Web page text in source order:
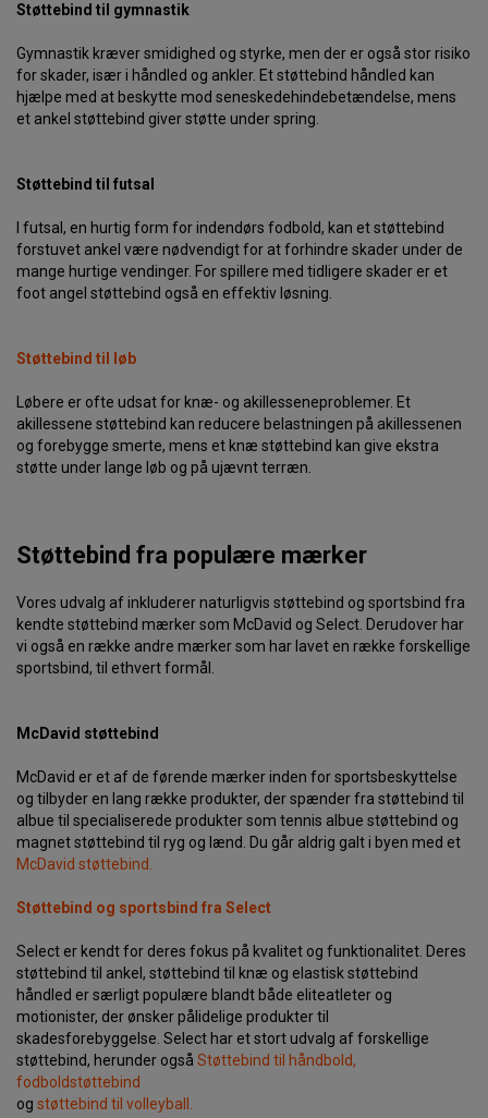
Støttebind til gymnastik
Gymnastik kræver smidighed og styrke, men der er også stor risiko
for skader, især i håndled og ankler. Et støttebind håndled kan
hjælpe med at beskytte mod seneskedehindebetændelse, mens
et ankel støttebind giver støtte under spring.
Støttebind til futsal
I futsal, en hurtig form for indendørs fodbold, kan et støttebind
forstuvet ankel være nødvendigt for at forhindre skader under de
mange hurtige vendinger. For spillere med tidligere skader er et
foot angel støttebind også en effektiv løsning.
Støttebind til løb
Løbere er ofte udsat for knæ- og akillesseneproblemer. Et
akillessene støttebind kan reducere belastningen på akillessenen
og forebygge smerte, mens et knæ støttebind kan give ekstra
støtte under lange løb og på ujævnt terræn.
Støttebind fra populære mærker
Vores udvalg af inkluderer naturligvis støttebind og sportsbind fra
kendte støttebind mærker som McDavid og Select. Derudover har
vi også en række andre mærker som har lavet en række forskellige
sportsbind, til ethvert formål.
McDavid støttebind
McDavid er et af de førende mærker inden for sportsbeskyttelse
og tilbyder en lang række produkter, der spænder fra støttebind til
albue til specialiserede produkter som tennis albue støttebind og
magnet støttebind til ryg og lænd. Du går aldrig galt i byen med et
McDavid støttebind.
Støttebind og sportsbind fra Select
Select er kendt for deres fokus på kvalitet og funktionalitet. Deres
støttebind til ankel, støttebind til knæ og elastisk støttebind
håndled er særligt populære blandt både eliteatleter og
motionister, der ønsker pålidelige produkter til
skadesforebyggelse. Select har et stort udvalg af forskellige
støttebind, herunder også Støttebind til håndbold,
fodboldstøttebind
og støttebind til volleyball.